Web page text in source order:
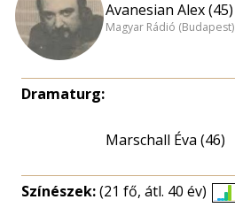
Avanesian Alex (45)
Magyar Rádió (Budapest)
Dramaturg:
Marschall Éva (46)
Színészek:(21 fő, átl. 40 év)